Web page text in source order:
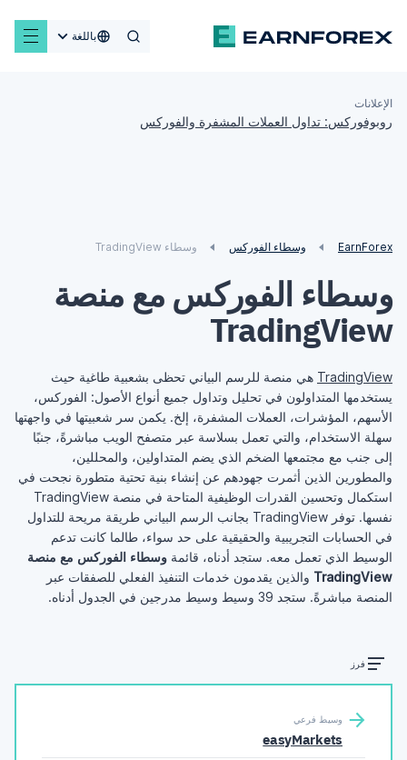
باللغة
الإعلانات
روبوفوركس: تداول العملات المشفرة والفوركس
EarnForex وسطاء الفوركس وسطاء TradingView
وسطاء الفوركس مع منصة
TradingView
TradingView هي منصة للرسم البياني تحظى بشعبية طاغية حيث
يستخدمها المتداولون في تحليل وتداول جميع أنواع الأصول: الفوركس،
الأسهم، المؤشرات، العملات المشفرة، إلخ. يكمن سر شعبيتها في واجهتها
سهلة الاستخدام، والتي تعمل بسلاسة عبر متصفح الويب مباشرةً، جنبًا
إلى جنب مع مجتمعها الضخم الذي يضم المتداولين، والمحللين،
والمطورين الذين أثمرت جهودهم عن إنشاء بنية تحتية متطورة نجحت في
استكمال وتحسين القدرات الوظيفية المتاحة في منصة TradingView
نفسها. توفر TradingView بجانب الرسم البياني طريقة مريحة للتداول
في الحسابات التجريبية والحقيقية على حد سواء، طالما كانت تدعم
الوسيط الذي تعمل معه. ستجد أدناه، قائمة وسطاء الفوركس مع منصة
TradingView والذين يقدمون خدمات التنفيذ الفعلي للصفقات عبر
المنصة مباشرةً. ستجد 39 وسيط وسيط مدرجين في الجدول أدناه.
فرز
وسيط فرعي
easyMarkets